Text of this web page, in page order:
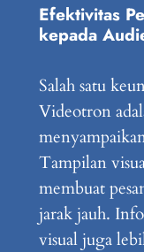
Efektivitas
kepada
Salah satu
Videotron
Tampilan
membuat
jarak jauh.
visual juga